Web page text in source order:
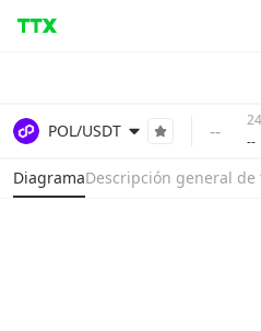
POL/USDT --
--
DiagramaDescripción general